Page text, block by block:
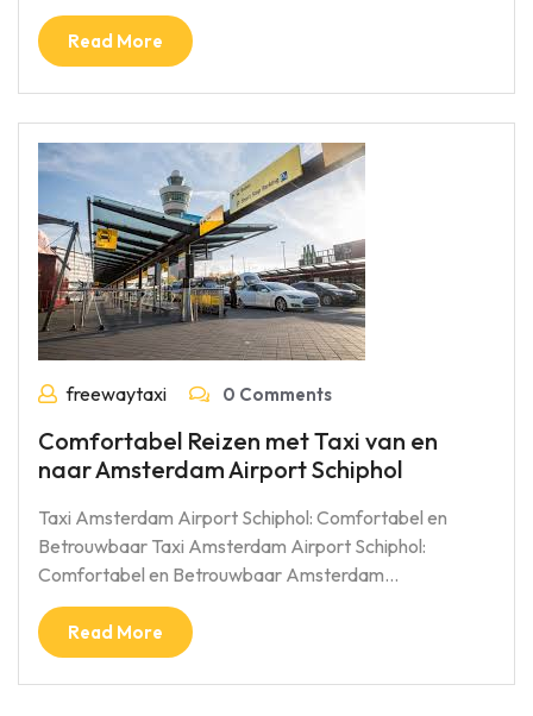
Read More
freewaytaxi 0 Comments
Comfortabel Reizen met Taxi van en
naar Amsterdam Airport Schiphol
Taxi Amsterdam Airport Schiphol: Comfortabel en
Betrouwbaar Taxi Amsterdam Airport Schiphol:
Comfortabel en Betrouwbaar Amsterdam…
Read More